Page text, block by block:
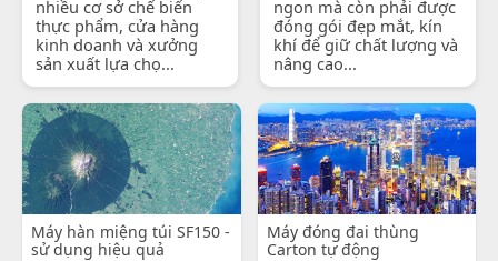
nhiều cơ sở chế biến
thực phẩm, cửa hàng
kinh doanh và xưởng
sản xuất lựa chọ...
ngon mà còn phải được
đóng gói đẹp mắt, kín
khí để giữ chất lượng và
nâng cao...
Máy hàn miệng túi SF150 -
sử dụng hiệu quả
Máy đóng đai thùng
Carton tự động